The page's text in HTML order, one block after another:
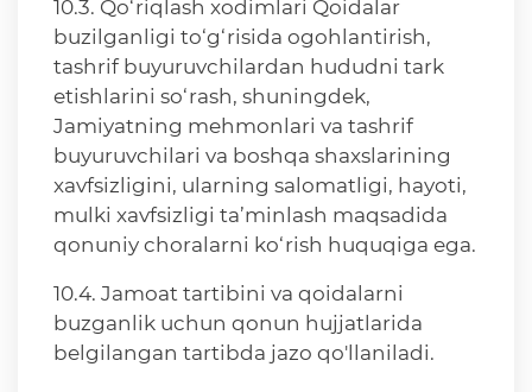
10.3. Qo‘riqlash xodimlari Qoidalar
buzilganligi to‘g‘risida ogohlantirish,
tashrif buyuruvchilardan hududni tark
etishlarini so‘rash, shuningdek,
Jamiyatning mehmonlari va tashrif
buyuruvchilari va boshqa shaxslarining
xavfsizligini, ularning salomatligi, hayoti,
mulki xavfsizligi ta’minlash maqsadida
qonuniy choralarni ko‘rish huquqiga ega.
10.4. Jamoat tartibini va qoidalarni
buzganlik uchun qonun hujjatlarida
belgilangan tartibda jazo qo'llaniladi.